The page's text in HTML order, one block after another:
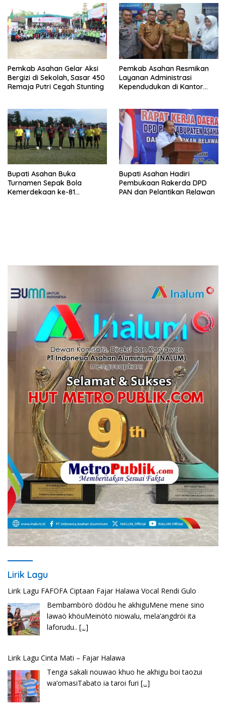
Pemkab Asahan Gelar Aksi
Bergizi di Sekolah, Sasar 450
Remaja Putri Cegah Stunting
Pemkab Asahan Resmikan
Layanan Administrasi
Kependudukan di Kantor
Bupati Asahan Buka
Turnamen Sepak Bola
Kemerdekaan ke-81
Bupati Asahan Hadiri
Pembukaan Rakerda DPD
PAN dan Pelantikan Relawan
Lirik Lagu
Lirik Lagu FAFOFA Ciptaan Fajar Halawa Vocal Rendi Gulo
Bembambörö dödöu he akhiguMene mene sino
lawaö khöuMeinötö niowalu, mela’angdröi ita
laforudu.. [...]
Lirik Lagu Cinta Mati – Fajar Halawa
Tenga sakali nouwao khuo he akhigu boi taozui
wa’omasiTabato ia taroi furi [...]